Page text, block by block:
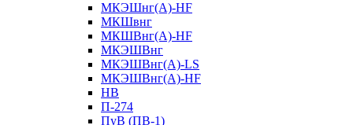
МКЭШнг(А)-HF
МКШвнг
МКШВнг(А)-HF
МКЭШВнг
МКЭШВнг(А)-LS
МКЭШВнг(А)-HF
НВ
П-274
ПуВ (ПВ-1)